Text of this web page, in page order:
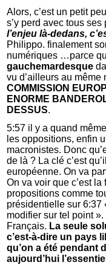
Alors, c’est un petit
s’y perd avec tous
l’enjeu là-dedans,
Philippo. finalement
numériques …parce
gauchemardesque
vu d’ailleurs au même
COMMISSION
ENORME
DESSUS.
5:57 il y a quand
les oppositions, enfin
macronistes. Donc
de là ? La clé c’est
européenne. On va
On va voir que c’est
propositions comme
présidentielle sur
modifier sur tel point
Français. La seule
c’est-à-dire un pays
qu’on a été pendant
aujourd’hui